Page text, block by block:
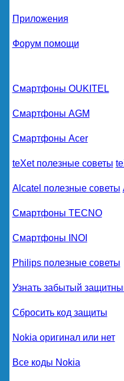
Приложения
Форум помощи
Смартфоны OUKITEL
Смартфоны AGM
Смартфоны Acer
teXet полезные советы
Alcatel полезные советы
Смартфоны TECNO
Смартфоны INOI
Philips полезные советы
Узнать забытый
Сбросить код защиты
Nokia оригинал или нет
Все коды Nokia